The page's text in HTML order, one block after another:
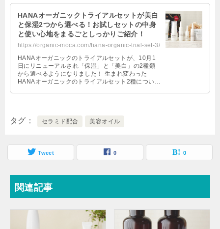
HANAオーガニックトライアルセットが美白
と保湿2つから選べる！お試しセットの中身
と使い心地をまるごとしっかりご紹介！
https://organic-moca.com/hana-organic-trial-set-3/
HANAオーガニックのトライアルセットが、10月1
日にリニューアルされ「保湿」と「美白」の2種類
から選べるようになりました！ 生まれ変わった
HANAオーガニックのトライアルセット2種について
タグ セラミド配合 美容オイル
Tweet 0 0
関連記事